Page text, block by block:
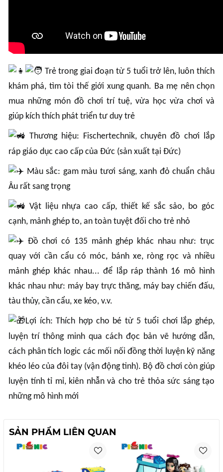
Trẻ trong giai đoạn từ 5 tuổi trở lên, luôn thích
khám phá, tìm tòi thế giới xung quanh. Ba mẹ nên chọn
mua những món đồ chơi trí tuệ, vừa học vừa chơi và
giúp kích thích phát triển tư duy trẻ
Thương hiệu: Fischertechnik, chuyên đồ chơi lắp
ráp giáo dục cao cấp của Đức (sản xuất tại Đức)
Màu sắc: gam màu tươi sáng, xanh đỏ chuẩn châu
Âu rất sang trọng
Vật liệu nhựa cao cấp, thiết kế sắc sảo, bo góc
cạnh, mảnh ghép to, an toàn tuyệt đối cho trẻ nhỏ
Đồ chơi có 135 mảnh ghép khác nhau như: trục
quay với cần cẩu có móc, bánh xe, ròng rọc và nhiều
mảnh ghép khác nhau... để lắp ráp thành 16 mô hình
khác nhau như: máy bay trực thăng, máy bay chiến đấu,
tàu thủy, cần cẩu, xe kéo, v.v.
Lợi ích: Thích hợp cho bé từ 5 tuổi chơi lắp ghép,
luyện trí thông minh qua cách đọc bản vẽ hướng dẫn,
cách phân tích logic các mối nối đồng thời luyện kỹ năng
khéo léo của đôi tay (vận động tinh). Bộ đồ chơi còn giúp
luyện tính tỉ mỉ, kiên nhẫn và cho trẻ thỏa sức sáng tạo
những mô hình mới
SẢN PHẨM LIÊN QUAN